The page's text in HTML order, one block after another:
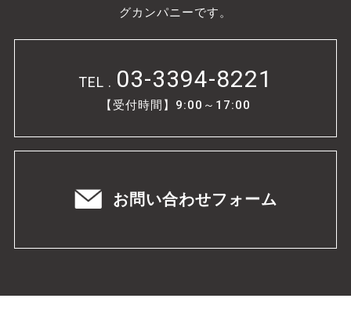
グカンパニーです。
TEL . 03-3394-8221
【受付時間】9:00～17:00
お問い合わせフォーム